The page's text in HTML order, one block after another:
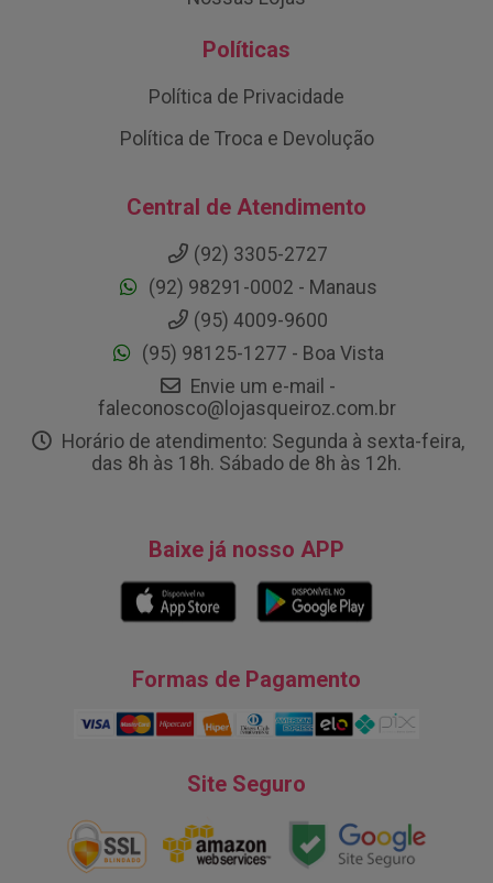
Políticas
Política de Privacidade
Política de Troca e Devolução
Central de Atendimento
(92) 3305-2727
(92) 98291-0002 - Manaus
(95) 4009-9600
(95) 98125-1277 - Boa Vista
Envie um e-mail -
faleconosco@lojasqueiroz.com.br
Horário de atendimento: Segunda à sexta-feira,
das 8h às 18h. Sábado de 8h às 12h.
Baixe já nosso APP
Formas de Pagamento
Site Seguro